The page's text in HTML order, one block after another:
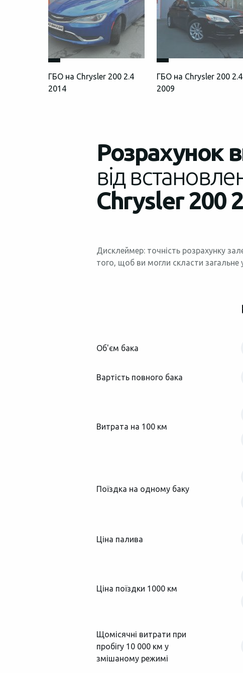
ГБО на Chrysler 200 2.4
2014
ГБО на Chrysler 200 2.4
2009
Розрахунок
від
Chrysler 200
Дисклеймер: точність розрахунку
того, щоб ви могли скласти
Об'єм бака
Вартість повного бака
Витрата на 100 км
Поїздка на одному баку
Ціна палива
Ціна поїздки 1000 км
Щомісячні витрати при
пробігу 10 000 км у
змішаному режимі